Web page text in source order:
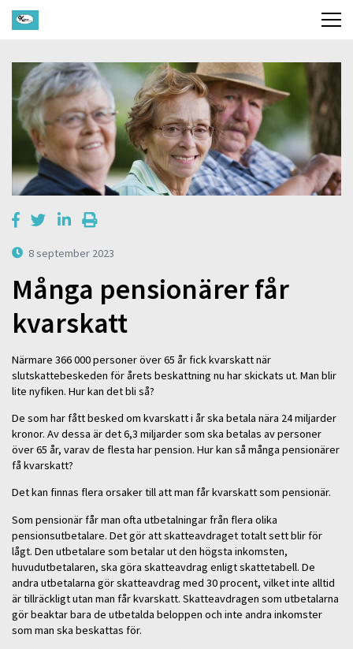
8 september 2023
Många pensionärer får
kvarskatt
Närmare 366 000 personer över 65 år fick kvarskatt när
slutskattebeskeden för årets beskattning nu har skickats ut. Man blir
lite nyfiken. Hur kan det bli så?
De som har fått besked om kvarskatt i år ska betala nära 24 miljarder
kronor. Av dessa är det 6,3 miljarder som ska betalas av personer
över 65 år, varav de flesta har pension. Hur kan så många pensionärer
få kvarskatt?
Det kan finnas flera orsaker till att man får kvarskatt som pensionär.
Som pensionär får man ofta utbetalningar från flera olika
pensionsutbetalare. Det gör att skatteavdraget totalt sett blir för
lågt. Den utbetalare som betalar ut den högsta inkomsten,
huvudutbetalaren, ska göra skatteavdrag enligt skattetabell. De
andra utbetalarna gör skatteavdrag med 30 procent, vilket inte alltid
är tillräckligt utan man får kvarskatt. Skatteavdragen som utbetalarna
gör beaktar bara de utbetalda beloppen och inte andra inkomster
som man ska beskattas för.